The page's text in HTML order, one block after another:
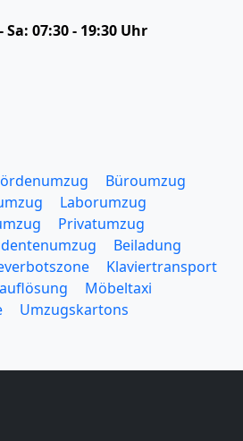
Sa: 07:30 - 19:30 Uhr
Büroumzug
Laborumzug
Privatumzug
Beiladung
Klaviertransport
Möbeltaxi
Umzugskartons